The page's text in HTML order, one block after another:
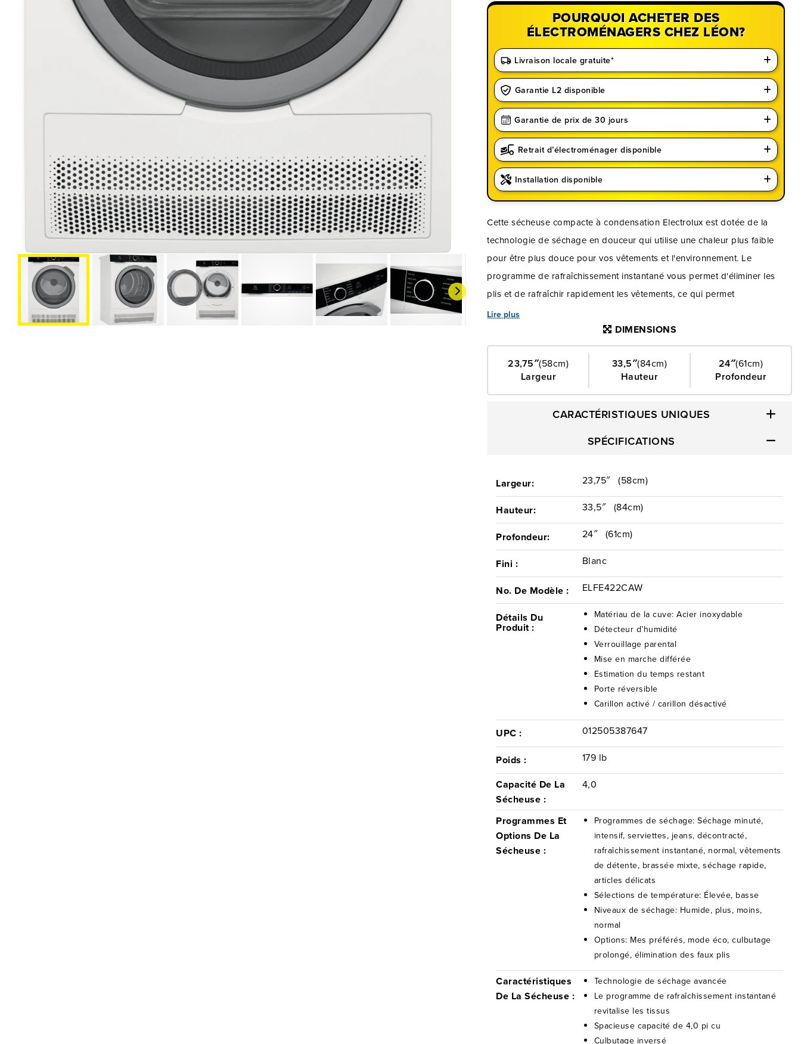
POURQUOI ACHETER DES
ÉLECTROMÉNAGERS CHEZ LÉON?
Livraison locale gratuite*
Garantie L2 disponible
Garantie de prix de 30 jours
Retrait d’électroménager disponible
Installation disponible
Cette sécheuse compacte à condensation Electrolux est dotée de la
technologie de séchage en douceur qui utilise une chaleur plus faible
pour être plus douce pour vos vêtements et l'environnement. Le
programme de rafraîchissement instantané vous permet d'éliminer les
plis et de rafraîchir rapidement les vêtements, ce qui permet
d'économiser l'eau et l'énergie.
Lire plus
DIMENSIONS
23,75″(58cm)
Largeur
33,5″(84cm)
Hauteur
24″(61cm)
Profondeur
CARACTÉRISTIQUES UNIQUES
SPÉCIFICATIONS
Largeur: 23,75″(58cm)
Hauteur: 33,5″(84cm)
Profondeur: 24″(61cm)
Fini : Blanc
No. De Modèle : ELFE422CAW
Détails Du
Produit :
Matériau de la cuve: Acier inoxydable
Détecteur d’humidité
Verrouillage parental
Mise en marche différée
Estimation du temps restant
Porte réversible
Carillon activé / carillon désactivé
UPC : 012505387647
Poids :
179 lb
Capacité De La
Sécheuse :
4,0
Programmes Et
Options De La
Sécheuse :
Programmes de séchage: Séchage minuté,
intensif, serviettes, jeans, décontracté,
rafraîchissement instantané, normal, vêtements
de détente, brassée mixte, séchage rapide,
articles délicats
Sélections de température: Élevée, basse
Niveaux de séchage: Humide, plus, moins,
normal
Options: Mes préférés, mode éco, culbutage
prolongé, élimination des faux plis
Caractéristiques
De La Sécheuse :
Technologie de séchage avancée
Le programme de rafraîchissement instantané
revitalise les tissus
Spacieuse capacité de 4,0 pi cu
Culbutage inversé